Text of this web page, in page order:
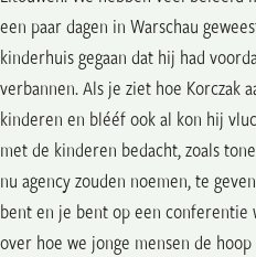
een paar dagen in Warschau
kinderhuis gegaan dat hij had
verbannen. Als je ziet hoe Korczak
kinderen en blééf ook al kon hij
met de kinderen bedacht, zoals
nu agency zouden noemen, te
bent en je bent op een conferentie
over hoe we jonge mensen de